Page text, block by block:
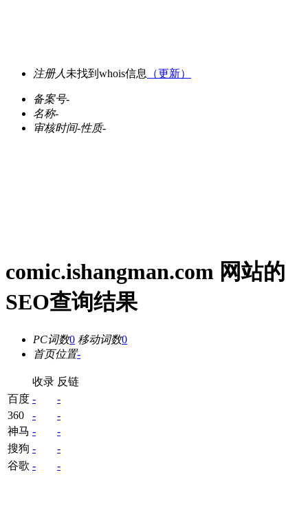
注册人 未找到whois信息 （更新）
备案号-
名称-
审核时间-性质-
comic.ishangman.com 网站的
SEO查询结果
PC词数0 移动词数0
首页位置-
收录 反链
百度 -
-
360
-
-
神马 -
-
搜狗 -
-
谷歌 - -